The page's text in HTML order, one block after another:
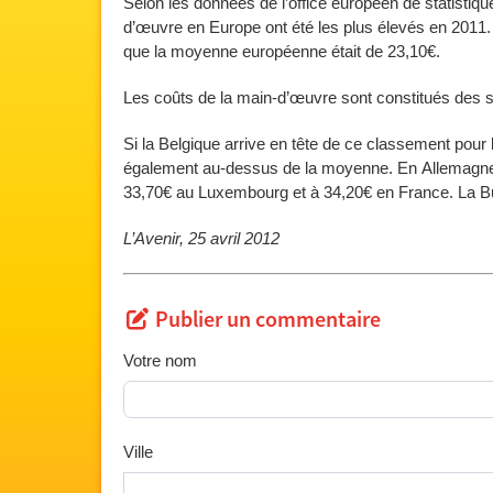
d’œuvre en Europe ont été les plus élevés en
que la moyenne européenne était de 23,10€.
Les coûts de la main-d’œuvre sont constitués des
Si la Belgique arrive en tête de ce classement
également au-dessus de la moyenne. En
33,70€ au Luxembourg et à 34,20€ en France. La
L’Avenir, 25 avril 2012
Publier un commentaire
Votre nom
Ville